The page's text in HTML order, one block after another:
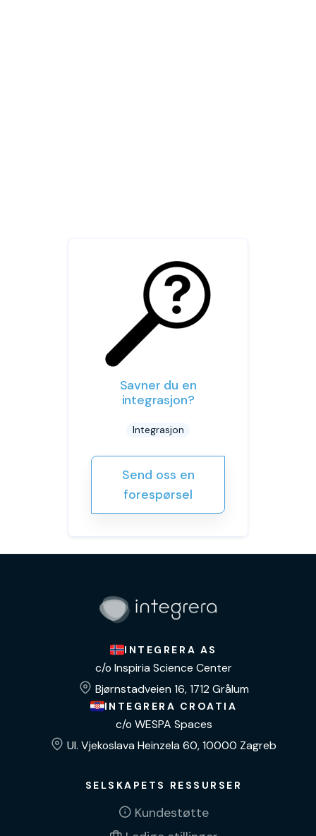
Savner du en
integrasjon?
Integrasjon
Send oss en
forespørsel
INTEGRERA AS
c/o Inspiria Science Center
Bjørnstadveien 16, 1712 Grålum
INTEGRERA CROATIA
c/o WESPA Spaces
Ul. Vjekoslava Heinzela 60, 10000 Zagreb
SELSKAPETS RESSURSER
Kundestøtte